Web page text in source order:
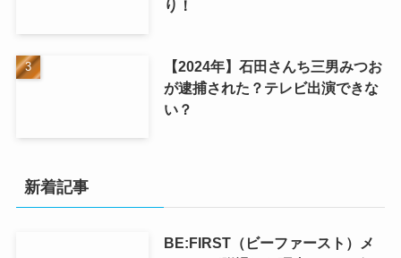
り！
【2024年】石田さんち三男みつお
が逮捕された？テレビ出演できな
い？
新着記事
BE:FIRST（ビーファースト）メ